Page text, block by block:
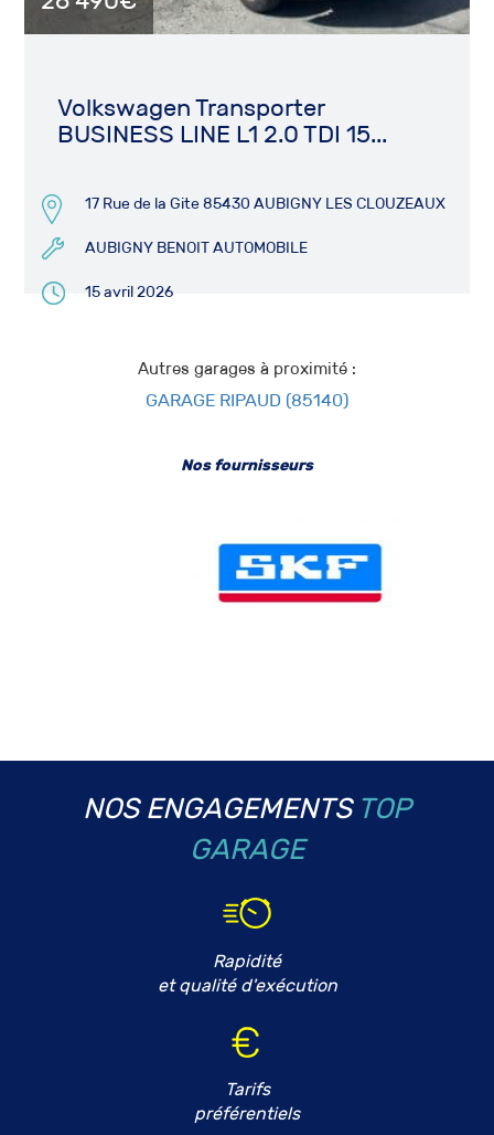
Volkswagen Transporter
BUSINESS LINE L1 2.0 TDI 15...
17 Rue de la Gite 85430 AUBIGNY LES CLOUZEAUX
AUBIGNY BENOIT AUTOMOBILE
15 avril 2026
Autres garages à proximité :
GARAGE RIPAUD (85140)
Nos fournisseurs
NOS ENGAGEMENTS TOP
GARAGE
Rapidité
et qualité d'exécution
Tarifs
préférentiels